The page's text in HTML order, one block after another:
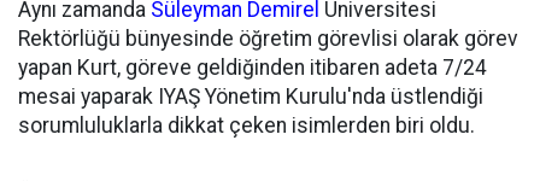
Aynı zamanda Süleyman Demirel Üniversitesi
Rektörlüğü bünyesinde öğretim görevlisi olarak görev
yapan Kurt, göreve geldiğinden itibaren adeta 7/24
mesai yaparak IYAŞ Yönetim Kurulu'nda üstlendiği
sorumluluklarla dikkat çeken isimlerden biri oldu.